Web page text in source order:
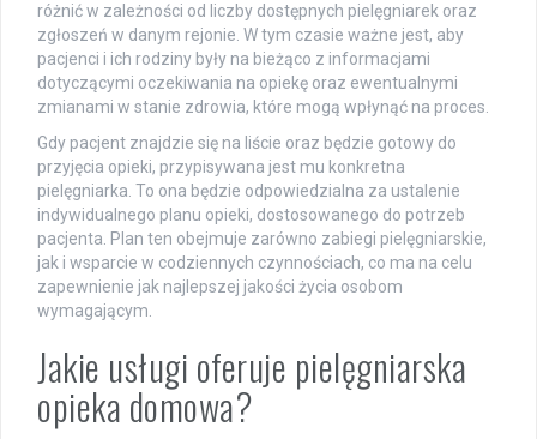
różnić w zależności od liczby dostępnych pielęgniarek oraz
zgłoszeń w danym rejonie. W tym czasie ważne jest, aby
pacjenci i ich rodziny były na bieżąco z informacjami
dotyczącymi oczekiwania na opiekę oraz ewentualnymi
zmianami w stanie zdrowia, które mogą wpłynąć na proces.
Gdy pacjent znajdzie się na liście oraz będzie gotowy do
przyjęcia opieki, przypisywana jest mu konkretna
pielęgniarka. To ona będzie odpowiedzialna za ustalenie
indywidualnego planu opieki, dostosowanego do potrzeb
pacjenta. Plan ten obejmuje zarówno zabiegi pielęgniarskie,
jak i wsparcie w codziennych czynnościach, co ma na celu
zapewnienie jak najlepszej jakości życia osobom
wymagającym.
Jakie usługi oferuje pielęgniarska
opieka domowa?